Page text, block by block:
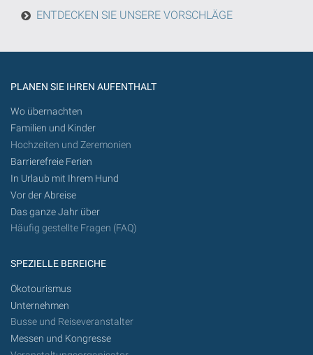
Zukunft
werden
ENTDECKEN SIE UNSERE VORSCHLÄGE
PLANEN SIE IHREN AUFENTHALT
Wo übernachten
Familien und Kinder
Hochzeiten und Zeremonien
Barrierefreie Ferien
In Urlaub mit Ihrem Hund
Vor der Abreise
Das ganze Jahr über
Häufig gestellte Fragen (FAQ)
SPEZIELLE BEREICHE
Ökotourismus
Unternehmen
Busse und Reiseveranstalter
Messen und Kongresse